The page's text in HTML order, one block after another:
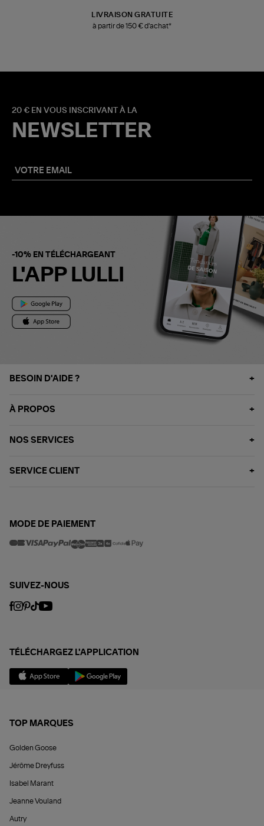
LIVRAISON GRATUITE
à partir de 150 € d'achat*
20 € EN VOUS INSCRIVANT À LA
NEWSLETTER
-10% EN TÉLÉCHARGEANT
L'APP LULLI
BESOIN D'AIDE ?
À PROPOS
NOS SERVICES
SERVICE CLIENT
MODE DE PAIEMENT
SUIVEZ-NOUS
TÉLÉCHARGEZ L'APPLICATION
TOP MARQUES
Golden Goose
Jérôme Dreyfuss
Isabel Marant
Jeanne Vouland
Autry